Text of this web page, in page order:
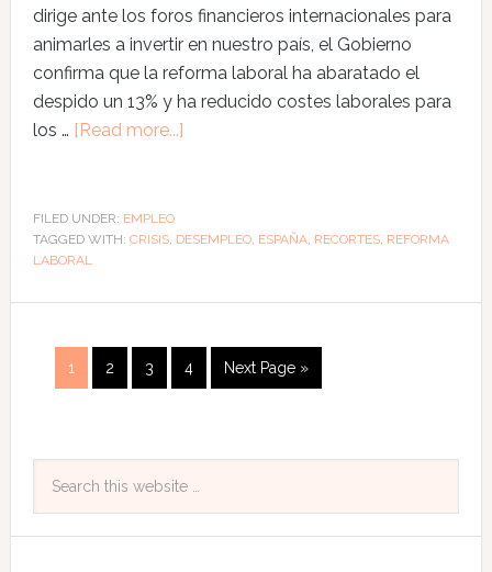
dirige ante los foros financieros internacionales para
animarles a invertir en nuestro país, el Gobierno
confirma que la reforma laboral ha abaratado el
despido un 13% y ha reducido costes laborales para
los … [Read more...]
FILED UNDER: EMPLEO
TAGGED WITH: CRISIS, DESEMPLEO, ESPAÑA, RECORTES, REFORMA
LABORAL
1 2 3 4 Next Page »